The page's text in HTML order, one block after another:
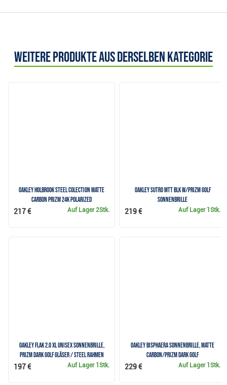
Weitere Produkte aus derselben Kategorie
Oakley Holbrook Steel Colection Matte
Carbon Prizm 24K Polarized
Auf Lager2Stk.
217 €
Oakley Sutro Mtt Blk w/Prizm Golf
Sonnenbrille
Auf Lager 1Stk.
219 €
Oakley FLAK 2.0 XL Unisex Sonnenbrille,
Prizm Dark Golf Gläser / Steel Rahmen
Auf Lager 1Stk.
197 €
Oakley BISPHAERA Sonnenbrille, Matte
Carbon/PRIZM Dark Golf
Auf Lager 1Stk.
229 €